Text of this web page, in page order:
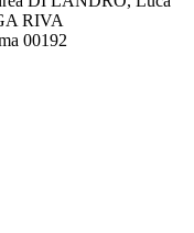
RIVA
00192